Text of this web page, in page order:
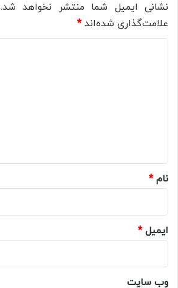
نشانی ایمیل شما منتشر نخواهد شد.
علامت‌گذاری شده‌اند*
نام*
ایمیل*
وب‌ سایت